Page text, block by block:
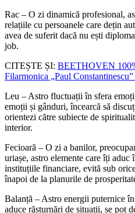
Rac – O zi dinamică profesional,
relațiile cu persoanele care dețin
avea de suferit dacă nu ești
job.
CITEȘTE ȘI: BEETHOVEN
Filarmonica „Paul
Leu – Astro fluctuații în sfera
emoții și gânduri, încearcă să
orientezi către subiecte de
interior.
Fecioară – O zi a banilor,
uriașe, astro elemente care îți aduc
instituțiile financiare, evită sub
înapoi de la planurile de
Balanță – Astro energii puternice
aduce răsturnări de situații, se pot